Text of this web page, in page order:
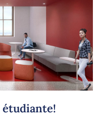
étudiante!